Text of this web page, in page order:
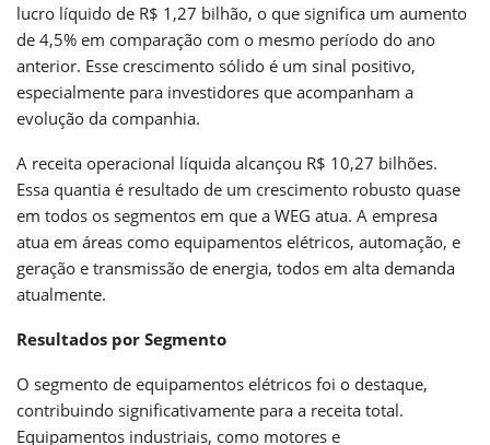
lucro líquido de R$ 1,27 bilhão, o que significa um aumento
de 4,5% em comparação com o mesmo período do ano
anterior. Esse crescimento sólido é um sinal positivo,
especialmente para investidores que acompanham a
evolução da companhia.
A receita operacional líquida alcançou R$ 10,27 bilhões.
Essa quantia é resultado de um crescimento robusto quase
em todos os segmentos em que a WEG atua. A empresa
atua em áreas como equipamentos elétricos, automação, e
geração e transmissão de energia, todos em alta demanda
atualmente.
Resultados por Segmento
O segmento de equipamentos elétricos foi o destaque,
contribuindo significativamente para a receita total.
Equipamentos industriais, como motores e